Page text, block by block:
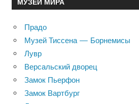
МУЗЕИ МИРА
Прадо
Музей Тиссена — Борнемисы
Лувр
Версальский дворец
Замок Пьерфон
Замок Вартбург